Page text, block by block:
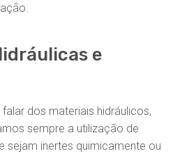
e
dos materiais hidráulicos,
sempre a utilização de
sejam inertes quimicamente ou